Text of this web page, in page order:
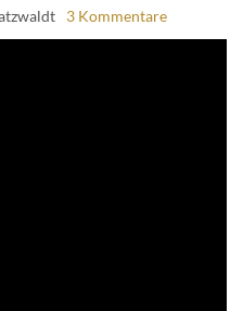
3 Kommentare